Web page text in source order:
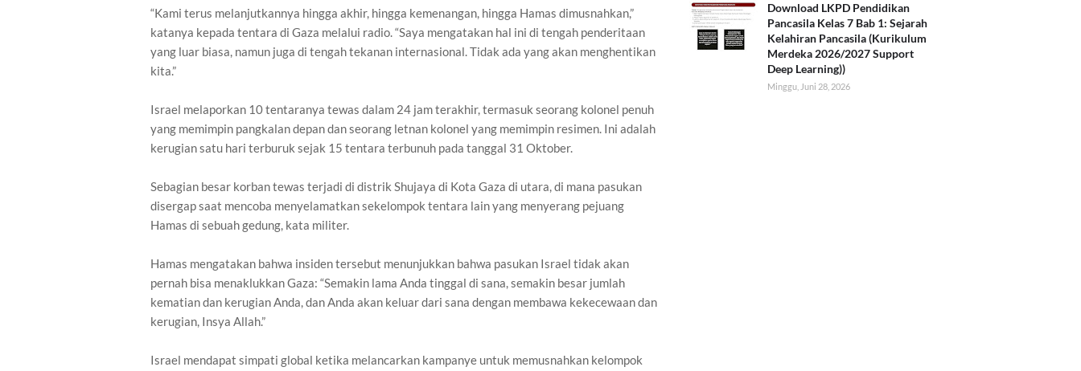
“Kami terus melanjutkannya hingga akhir, hingga kemenangan, hingga Hamas dimusnahkan,”
katanya kepada tentara di Gaza melalui radio. “Saya mengatakan hal ini di tengah penderitaan
yang luar biasa, namun juga di tengah tekanan internasional. Tidak ada yang akan menghentikan
kita.”
Israel melaporkan 10 tentaranya tewas dalam 24 jam terakhir, termasuk seorang kolonel penuh
yang memimpin pangkalan depan dan seorang letnan kolonel yang memimpin resimen. Ini adalah
kerugian satu hari terburuk sejak 15 tentara terbunuh pada tanggal 31 Oktober.
Sebagian besar korban tewas terjadi di distrik Shujaya di Kota Gaza di utara, di mana pasukan
disergap saat mencoba menyelamatkan sekelompok tentara lain yang menyerang pejuang
Hamas di sebuah gedung, kata militer.
Hamas mengatakan bahwa insiden tersebut menunjukkan bahwa pasukan Israel tidak akan
pernah bisa menaklukkan Gaza: “Semakin lama Anda tinggal di sana, semakin besar jumlah
kematian dan kerugian Anda, dan Anda akan keluar dari sana dengan membawa kekecewaan dan
kerugian, Insya Allah.”
Israel mendapat simpati global ketika melancarkan kampanye untuk memusnahkan kelompok
Download LKPD Pendidikan
Pancasila Kelas 7 Bab 1: Sejarah
Kelahiran Pancasila (Kurikulum
Merdeka 2026/2027 Support
Deep Learning))
Minggu, Juni 28, 2026